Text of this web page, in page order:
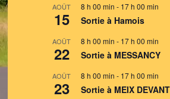
AOÛT
15
8 h 00 min - 17 h 00 min
Sortie à Hamois
AOÛT
22
8 h 00 min - 17 h 00 min
Sortie à MESSANCY
AOÛT
23
8 h 00 min - 17 h 00 min
Sortie à MEIX